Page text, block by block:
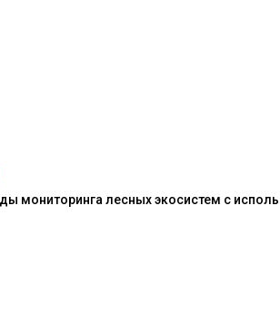
мониторинга лесных экосистем с